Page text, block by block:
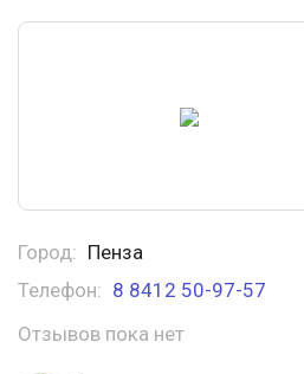
Город: Пенза
Телефон: 8 8412 50-97-57
Отзывов пока нет